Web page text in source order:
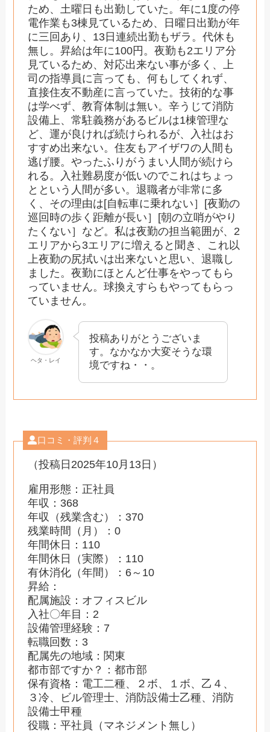
ため、土曜日も出勤していた。年に1度の停
電作業も3棟見ているため、日曜日出勤が年
に三回あり、13日連続出勤もザラ。代休も
無し。昇給は年に100円。夜勤も2エリア分
見ているため、対応出来ない事が多く、上
司の指導員に言っても、何もしてくれず、
直接住友不動産に言っていた。技術的な事
は学べず、教育体制は無い。辛うじて消防
設備上、常駐義務があるビルは1棟管理な
ど、運が良ければ続けられるが、入社はお
すすめ出来ない。住友もアイザワの人間も
逃げ腰。やったふりがうまい人間が続けら
れる。入社難易度が低いのでこれはちょっ
とという人間が多い。退職者が非常に多
く、その理由は[自転車に乗れない］[夜勤の
巡回時の歩く距離が長い］[朝の立哨がやり
たくない］など。私は夜勤の担当範囲が、2
エリアから3エリアに増えると聞き、これ以
上夜勤の尻拭いは出来ないと思い、退職し
ました。夜勤にほとんど仕事をやってもら
っていません。球換えすらもやってもらっ
ていません。
ヘタ・レイ
投稿ありがとうございま
す。なかなか大変そうな環
境ですね・・。
口コミ・評判４
（投稿日2025年10月13日）
雇用形態：正社員
年収：368
年収（残業含む）：370
残業時間（月）：0
年間休日：110
年間休日（実際）：110
有休消化（年間）：6～10
昇給：
配属施設：オフィスビル
入社〇年目：2
設備管理経験：7
転職回数：3
配属先の地域：関東
都市部ですか？：都市部
保有資格：電工二種、２ボ、１ボ、乙４、
３冷、ビル管理士、消防設備士乙種、消防
設備士甲種
役職：平社員（マネジメント無し）